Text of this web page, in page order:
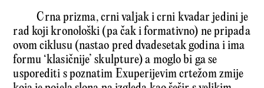
Crna prizma, crni valjak i crni kvadar jedini je
rad koji kronološki (pa čak i formativno) ne pripada
ovom ciklusu (nastao pred dvadesetak godina i ima
formu ‘klasičnije’ skulpture) a moglo bi ga se
usporediti s poznatim Exuperijevim crtežom zmije